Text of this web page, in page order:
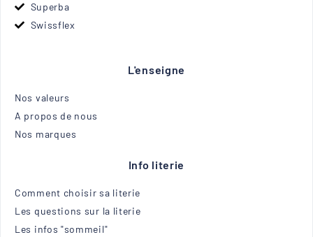
Superba
Swissflex
L'enseigne
Nos valeurs
A propos de nous
Nos marques
Info literie
Comment choisir sa literie
Les questions sur la literie
Les infos "sommeil"